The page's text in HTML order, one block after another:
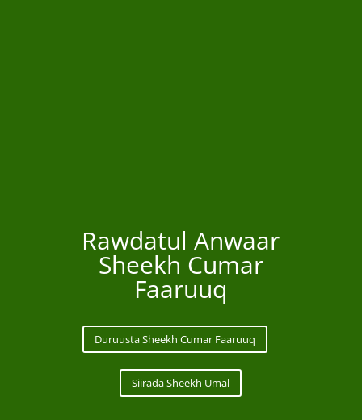
Rawdatul Anwaar
Sheekh Cumar
Faaruuq
Duruusta Sheekh Cumar Faaruuq
Siirada Sheekh Umal